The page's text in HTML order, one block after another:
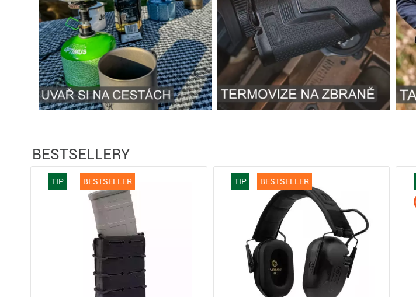
BESTSELLERY
TIP BESTSELLER TIP BESTSELLER